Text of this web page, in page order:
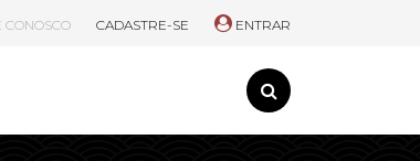
CONOSCO CADASTRE-SE ENTRAR